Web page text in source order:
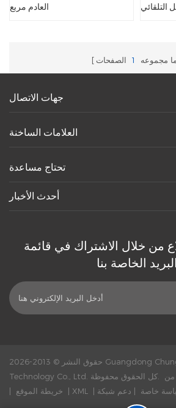
العادم مربع
التلقائي
ما مجموعه 1 الصفحات
جهات الاتصال
العلامات الساخنة
تحتاج مساعدة
أحدث الأخبار
من خلال الاشتراك في قائمة
البريد الخاصة بنا
حقوق النشر © 2013-2026 Guangdong Chungfo Electronic
|
خريطة الموقع | XML | خاصة |